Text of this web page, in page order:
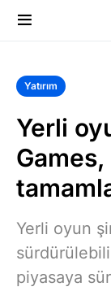
Yatırım
Yerli
Yerli oyun
piyasaya